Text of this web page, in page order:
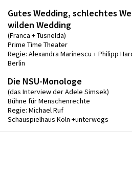
Gutes Wedding, schlechtes
wilden Wedding
(Franca + Tusnelda)
Prime Time Theater
Regie: Alexandra Marinescu + Philipp
Berlin
Die NSU-Monologe
(das Interview der Adele Simsek)
Bühne für Menschenrechte
Regie: Michael Ruf
Schauspielhaus Köln +unterwegs